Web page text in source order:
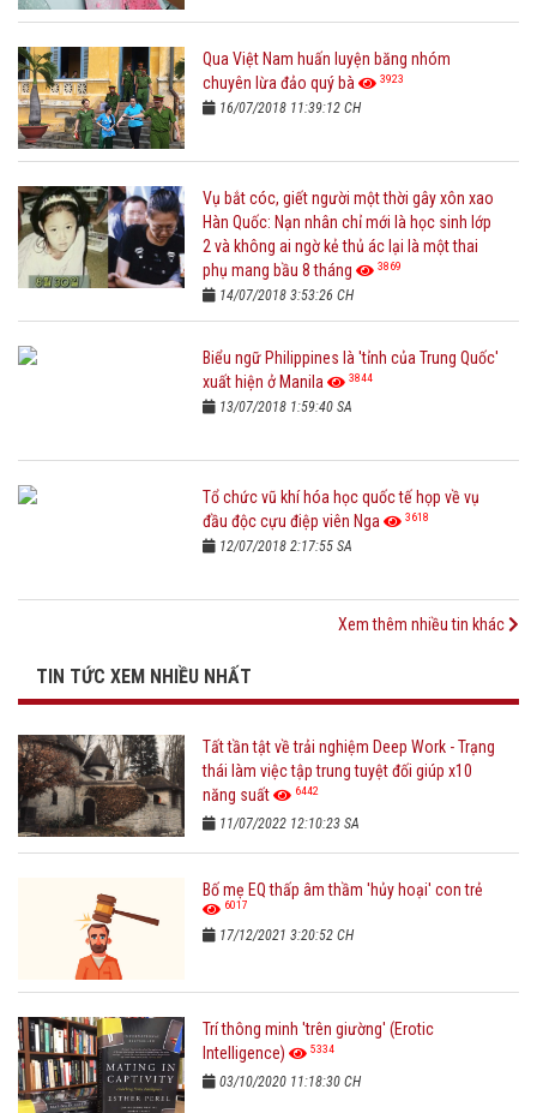
Qua Việt Nam huấn luyện băng nhóm
chuyên lừa đảo quý bà
3923
16/07/2018 11:39:12 CH
Vụ bắt cóc, giết người một thời gây xôn xao
Hàn Quốc: Nạn nhân chỉ mới là học sinh lớp
2 và không ai ngờ kẻ thủ ác lại là một thai
phụ mang bầu 8 tháng
3869
14/07/2018 3:53:26 CH
Biểu ngữ Philippines là 'tỉnh của Trung Quốc'
xuất hiện ở Manila
3844
13/07/2018 1:59:40 SA
Tổ chức vũ khí hóa học quốc tế họp về vụ
đầu độc cựu điệp viên Nga
3618
12/07/2018 2:17:55 SA
Xem thêm nhiều tin khác
TIN TỨC XEM NHIỀU NHẤT
Tất tần tật về trải nghiệm Deep Work - Trạng
thái làm việc tập trung tuyệt đối giúp x10
năng suất
6442
11/07/2022 12:10:23 SA
Bố mẹ EQ thấp âm thầm 'hủy hoại' con trẻ
6017
17/12/2021 3:20:52 CH
Trí thông minh 'trên giường' (Erotic
Intelligence)
5334
03/10/2020 11:18:30 CH